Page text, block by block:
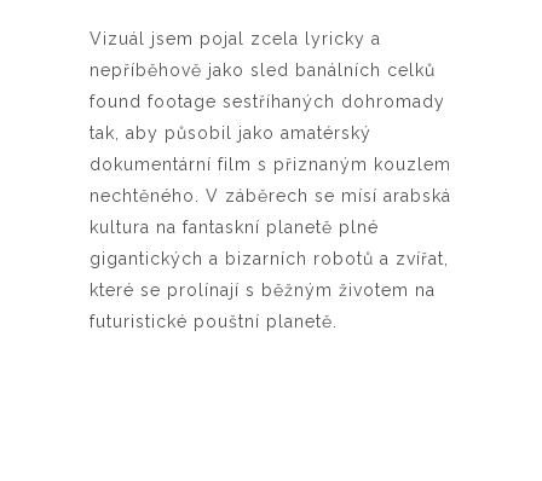
Vizuál jsem pojal zcela lyricky a
nepříběhově jako sled banálních celků
found footage sestříhaných dohromady
tak, aby působil jako amatérský
dokumentární film s přiznaným kouzlem
nechtěného. V záběrech se mísí arabská
kultura na fantaskní planetě plné
gigantických a bizarních robotů a zvířat,
které se prolínají s běžným životem na
futuristické pouštní planetě.